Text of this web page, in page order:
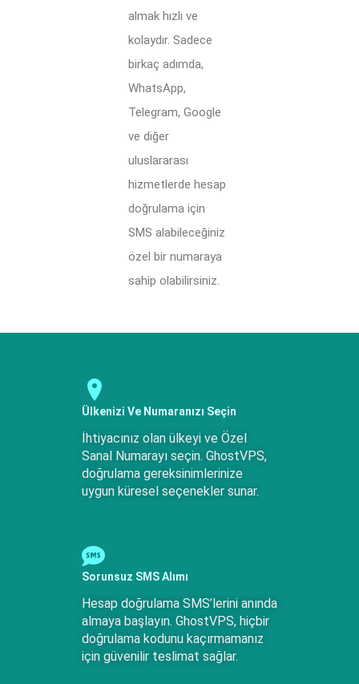
almak hızlı ve
kolaydır. Sadece
birkaç adımda,
WhatsApp,
Telegram, Google
ve diğer
uluslararası
hizmetlerde hesap
doğrulama için
SMS alabileceğiniz
özel bir numaraya
sahip olabilirsiniz.
Ülkenizi Ve Numaranızı Seçin
İhtiyacınız olan ülkeyi ve Özel
Sanal Numarayı seçin. GhostVPS,
doğrulama gereksinimlerinize
uygun küresel seçenekler sunar.
Sorunsuz SMS Alımı
Hesap doğrulama SMS’lerini anında
almaya başlayın. GhostVPS, hiçbir
doğrulama kodunu kaçırmamanız
için güvenilir teslimat sağlar.